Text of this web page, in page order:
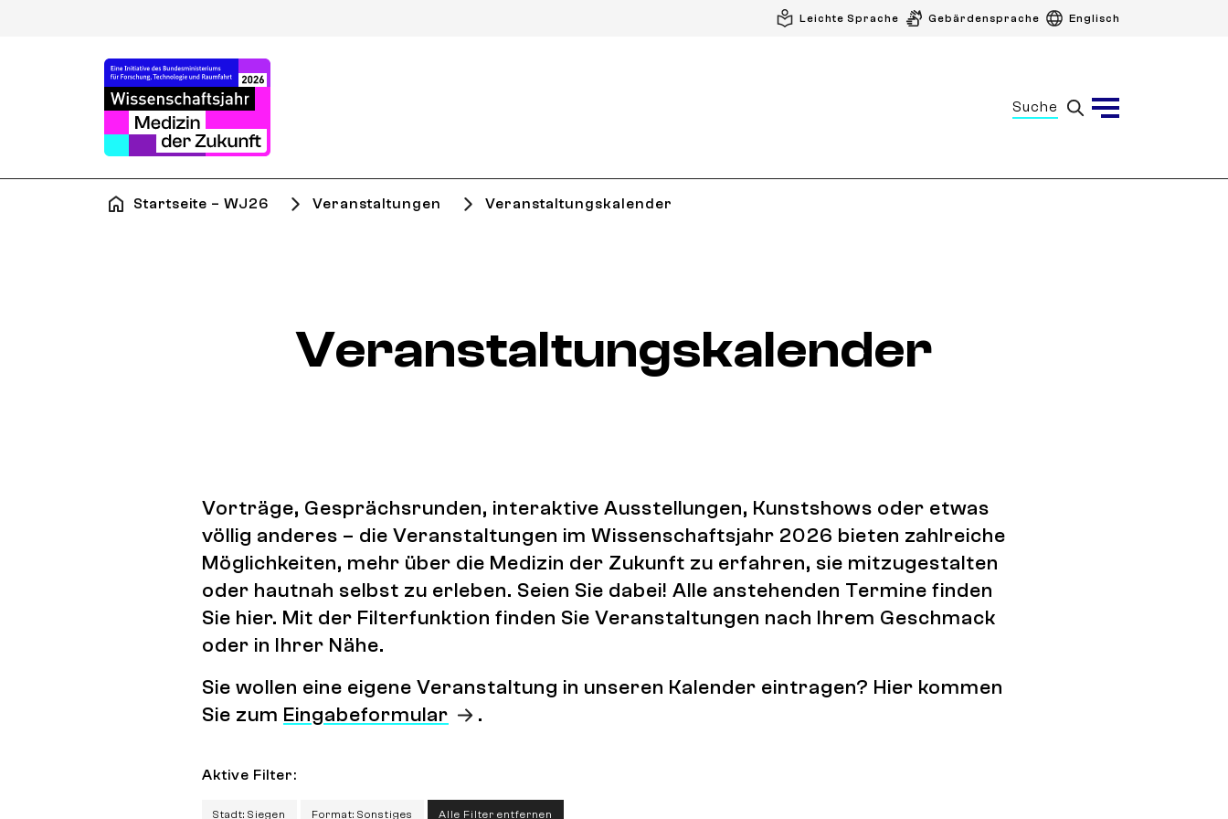
Leichte Sprache Gebärdensprache Englisch
Suche
Startseite – WJ26 Veranstaltungen Veranstaltungskalender
Veranstaltungskalender
Vorträge, Gesprächsrunden, interaktive Ausstellungen, Kunstshows oder etwas
völlig anderes – die Veranstaltungen im Wissenschaftsjahr 2026 bieten zahlreiche
Möglichkeiten, mehr über die Medizin der Zukunft zu erfahren, sie mitzugestalten
oder hautnah selbst zu erleben. Seien Sie dabei! Alle anstehenden Termine finden
Sie hier. Mit der Filterfunktion finden Sie Veranstaltungen nach Ihrem Geschmack
oder in Ihrer Nähe.
Sie wollen eine eigene Veranstaltung in unseren Kalender eintragen? Hier kommen
Sie zum Eingabeformular .
Aktive Filter:
Stadt: Siegen Format: Sonstiges Alle Filter entfernen